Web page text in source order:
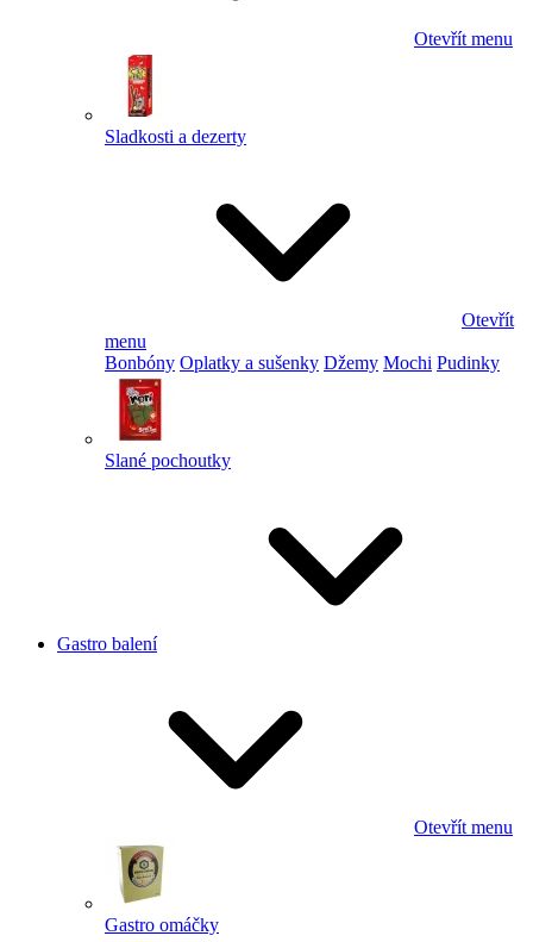
Otevřít menu
Sladkosti a dezerty
Otevřít
menu
Bonbóny Oplatky a sušenky Džemy Mochi Pudinky
Slané pochoutky
Gastro balení
Otevřít menu
Gastro omáčky